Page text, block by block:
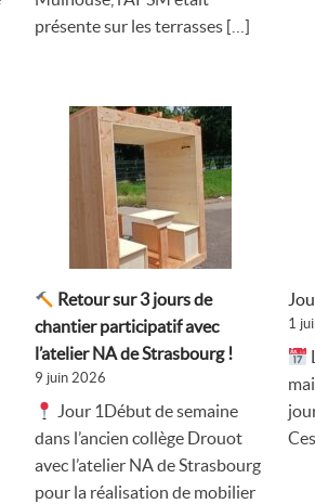
présente sur les terrasses […]
Retour sur 3 jours de
chantier participatif avec
l’atelier NA de Strasbourg !
9 juin 2026
Jour 1Début de semaine
dans l’ancien collège Drouot
avec l’atelier NA de Strasbourg
pour la réalisation de mobilier
1